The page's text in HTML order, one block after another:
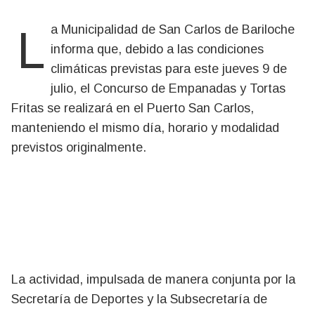
La Municipalidad de San Carlos de Bariloche informa que, debido a las condiciones
climáticas previstas para este jueves 9 de
julio, el Concurso de Empanadas y Tortas
Fritas se realizará en el Puerto San Carlos,
manteniendo el mismo día, horario y modalidad
previstos originalmente.
La actividad, impulsada de manera conjunta por la
Secretaría de Deportes y la Subsecretaría de